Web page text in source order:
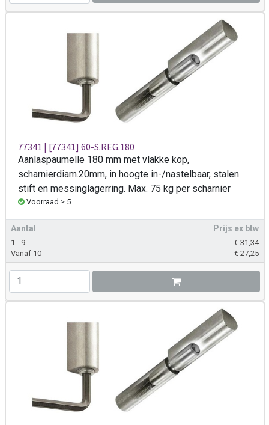
77341 | [77341] 60-S.REG.180
Aanlaspaumelle 180 mm met vlakke kop,
scharnierdiam.20mm, in hoogte in-/nastelbaar, stalen
stift en messinglagerring. Max. 75 kg per scharnier
Voorraad ≥ 5
Aantal Prijs ex btw
1 - 9 € 31,34
Vanaf 10
€ 27,25